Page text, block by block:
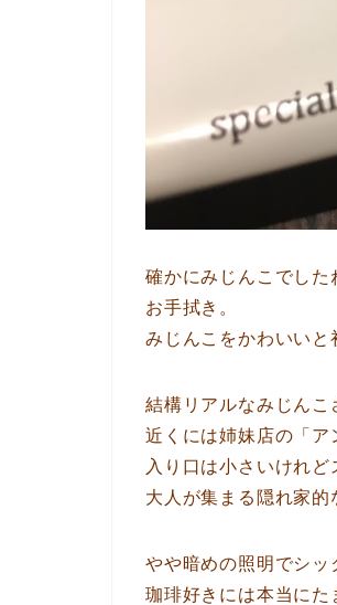
確かにみじんこでした
お手拭き。
みじんこをかわいいと
結構リアルなみじんこ
近くには姉妹店の「ア
入り口は小さいけれど
大人が集まる隠れ家的
やや暗めの照明でシッ
珈琲好きには本当にた